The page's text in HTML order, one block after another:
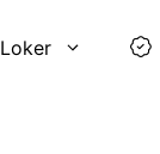
Loker